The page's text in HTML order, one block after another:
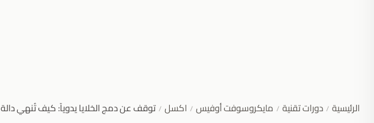
الرئيسية / دورات تقنية / مايكروسوفت أوفيس / اكسل / توقف عن دمج الخلايا يدوياً: كيف تُنهي دالة TEXTJOIN في Excel فوضى البيانات